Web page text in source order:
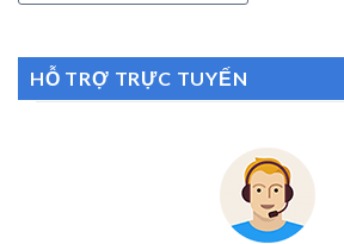
HỖ TRỢ TRỰC TUYẾN